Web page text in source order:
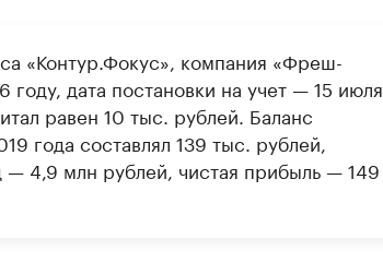
«Контур.Фокус», компания «Фреш-
году, дата постановки на учет — 15 июля
равен 10 тыс. рублей. Баланс
года составлял 139 тыс. рублей,
— 4,9 млн рублей, чистая прибыль — 149